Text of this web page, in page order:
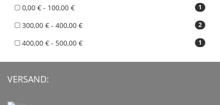
1
0,00 € - 100,00 €
2
300,00 € - 400,00 €
1
400,00 € - 500,00 €
VERSAND: